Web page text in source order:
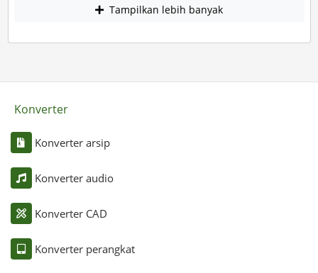
Tampilkan lebih banyak
Konverter
Konverter arsip
Konverter audio
Konverter CAD
Konverter perangkat